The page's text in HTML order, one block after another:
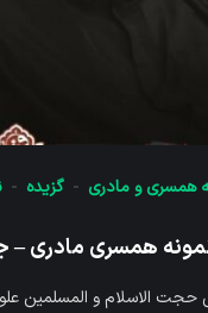
همسری و مادری گزیده
همسری مادری –
حجت الاسلام و المسلمین